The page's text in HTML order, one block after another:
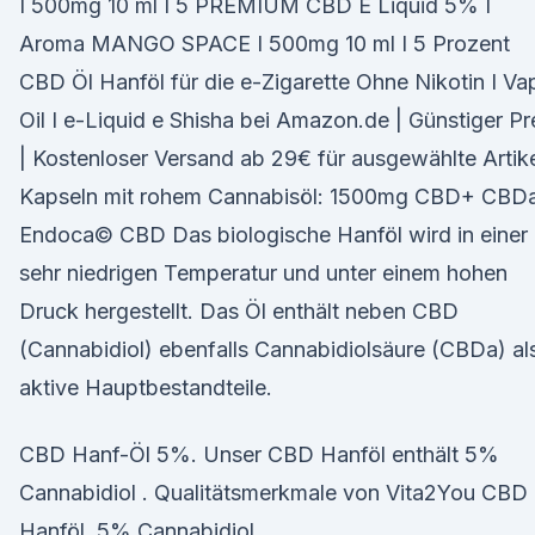
I 500mg 10 ml I 5 PREMIUM CBD E Liquid 5% I
Aroma MANGO SPACE I 500mg 10 ml I 5 Prozent
CBD Öl Hanföl für die e-Zigarette Ohne Nikotin I
Oil I e-Liquid e Shisha bei Amazon.de | Günstiger
| Kostenloser Versand ab 29€ für ausgewählte
Kapseln mit rohem Cannabisöl: 1500mg CBD+ CBDa
Endoca© CBD Das biologische Hanföl wird in einer
sehr niedrigen Temperatur und unter einem hohen
Druck hergestellt. Das Öl enthält neben CBD
(Cannabidiol) ebenfalls Cannabidiolsäure (CBDa)
aktive Hauptbestandteile.
CBD Hanf-Öl 5%. Unser CBD Hanföl enthält 5%
Cannabidiol . Qualitätsmerkmale von Vita2You CBD